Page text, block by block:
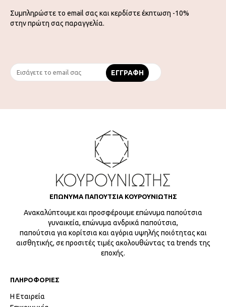
Συμπληρώστε το email σας και κερδίστε έκπτωση -10%
στην πρώτη σας παραγγελία.
ΕΠΩΝΥΜΑ ΠΑΠΟΥΤΣΙΑ ΚΟΥΡΟΥΝΙΩΤΗΣ
Ανακαλύπτουμε και προσφέρουμε επώνυμα παπούτσια
γυναικεία, επώνυμα ανδρικά παπούτσια,
παπούτσια για κορίτσια και αγόρια υψηλής ποιότητας και
αισθητικής, σε προσιτές τιμές ακολουθώντας τα trends της
εποχής.
ΠΛΗΡΟΦΟΡΙΕΣ
Η Εταιρεία